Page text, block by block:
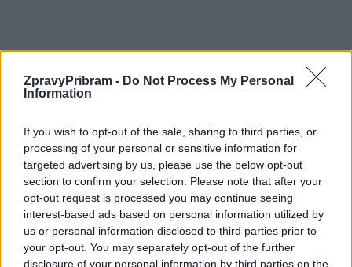
ZpravyPribram - Do Not Process My Personal
Information
If you wish to opt-out of the sale, sharing to third parties, or
processing of your personal or sensitive information for
targeted advertising by us, please use the below opt-out
section to confirm your selection. Please note that after your
opt-out request is processed you may continue seeing
interest-based ads based on personal information utilized by
us or personal information disclosed to third parties prior to
your opt-out. You may separately opt-out of the further
disclosure of your personal information by third parties on the
Příbramsko
Středočeský kraj
Předchozí článek Následující článek